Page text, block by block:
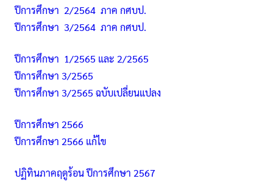
ปีการศึกษา 2/2564 ภาค กศบป.
ปีการศึกษา 3/2564 ภาค กศบป.
ปีการศึกษา 1/2565 และ 2/2565
ปีการศึกษา 3/2565
ปีการศึกษา 3/2565 ฉบับเปลี่ยนแปลง
ปีการศึกษา 2566
ปีการศึกษา 2566 แก้ไข
ปฏิทินภาคฤดูร้อน ปีการศึกษา 2567